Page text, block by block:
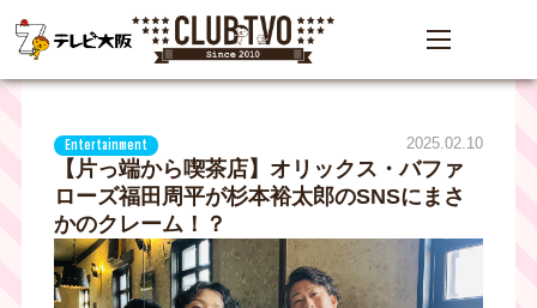
Entertainment 2025.02.10
【片っ端から喫茶店】オリックス・バファ
ローズ福田周平が杉本裕太郎のSNSにまさ
かのクレーム！？